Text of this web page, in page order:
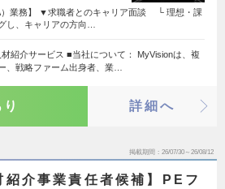
）業務】 ▼求職者とのキャリア面談 └ 理想・課
し、キャリアの方向…
紹介サービス ■当社について： MyVisionは、複
、戦略ファーム出身者、業…
詳細へ
掲載期間 26/07/30～26/08/12
紹介事業責任者候補】PEフ